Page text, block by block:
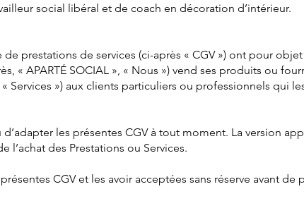
social libéral et de coach en décoration d’intérieur.
prestations de services (ci-après « CGV ») ont pour
« APARTÉ SOCIAL », « Nous ») vend ses produits ou
Services ») aux clients particuliers ou professionnels qui
les présentes CGV à tout moment. La version
l’achat des Prestations ou Services.
CGV et les avoir acceptées sans réserve avant de